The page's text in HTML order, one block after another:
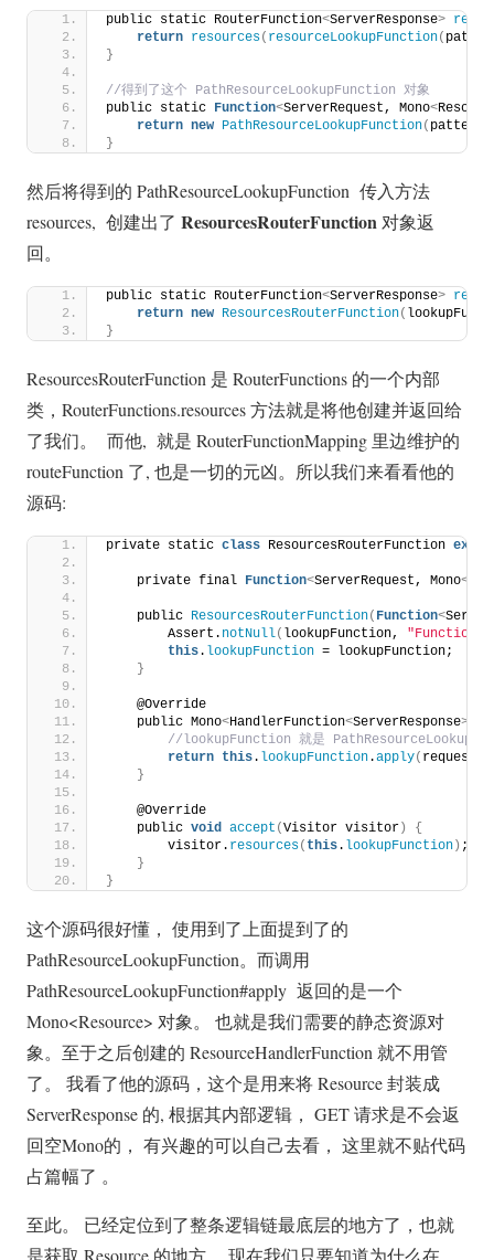
public static RouterFunction<ServerResponse>
return resources( resourceLookupFunction(
}
//得到了这个 PathResourceLookupFunction 对象
public static Function<ServerRequest, Mono<
return new PathResourceLookupFunction(
}
然后将得到的 PathResourceLookupFunction 传入方法
resources, 创建出了 ResourcesRouterFunction 对象返
回。
public static RouterFunction<ServerResponse>
return new ResourcesRouterFunction(
}
ResourcesRouterFunction 是 RouterFunctions 的一个内部
类，RouterFunctions.resources 方法就是将他创建并返回给
了我们。 而他, 就是 RouterFunctionMapping 里边维护的
routeFunction 了, 也是一切的元凶。所以我们来看看他的
源码:
private static class ResourcesRouterFunction
    private final
Function<ServerRequest, Mono<
    public
ResourcesRouterFunction( Function<
        Assert.
notNull( lookupFunction, "Function
this. lookupFunction = lookupFunction;
}
    @Override
    public Mono
<HandlerFunction<ServerResponse>>
//lookupFunction 就是
return this. lookupFunction.apply( request
}
    @Override
    public
void accept (Visitor visitor )
{
        visitor.
resources( this. lookupFunction ) ;
}
}
这个源码很好懂， 使用到了上面提到了的
PathResourceLookupFunction。而调用
PathResourceLookupFunction#apply 返回的是一个
Mono<Resource> 对象。 也就是我们需要的静态资源对
象。至于之后创建的 ResourceHandlerFunction 就不用管
了。 我看了他的源码，这个是用来将 Resource 封装成
ServerResponse 的, 根据其内部逻辑， GET 请求是不会返
回空Mono的， 有兴趣的可以自己去看， 这里就不贴代码
占篇幅了 。
至此。 已经定位到了整条逻辑链最底层的地方了，也就
是获取 Resource 的地方。 现在我们只要知道为什么在